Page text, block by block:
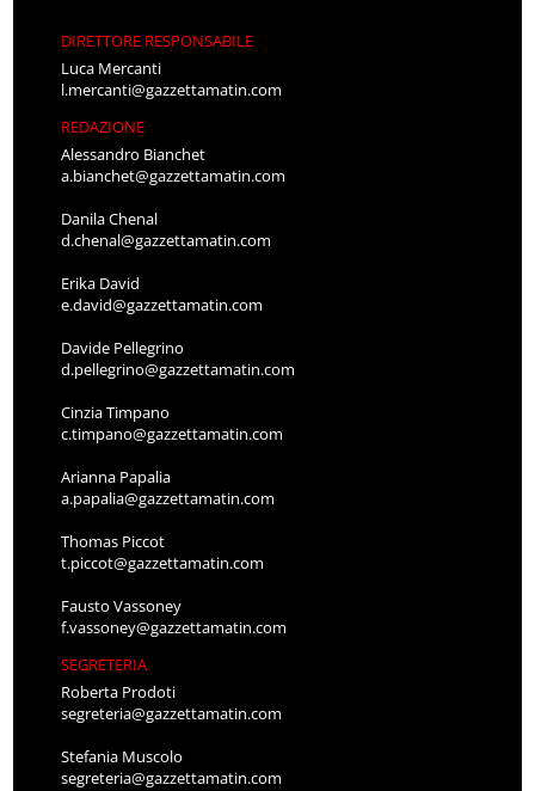
DIRETTORE RESPONSABILE
Luca Mercanti
l.mercanti@gazzettamatin.com
REDAZIONE
Alessandro Bianchet
a.bianchet@gazzettamatin.com
Danila Chenal
d.chenal@gazzettamatin.com
Erika David
e.david@gazzettamatin.com
Davide Pellegrino
d.pellegrino@gazzettamatin.com
Cinzia Timpano
c.timpano@gazzettamatin.com
Arianna Papalia
a.papalia@gazzettamatin.com
Thomas Piccot
t.piccot@gazzettamatin.com
Fausto Vassoney
f.vassoney@gazzettamatin.com
SEGRETERIA
Roberta Prodoti
segreteria@gazzettamatin.com
Stefania Muscolo
segreteria@gazzettamatin.com